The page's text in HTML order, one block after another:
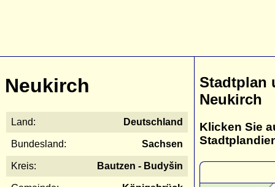
Neukirch
Land: Deutschland
Bundesland: Sachsen
Kreis: Bautzen - Budyšin
Stadtplan
Neukirch
Klicken Sie